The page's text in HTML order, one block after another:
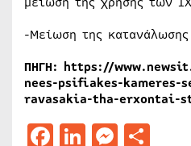
-Μείωση της
ΠΗΓΗ: https://
nees-psifiakes-
ravasakia-tha-erxontai-
Facebook
LinkedIn